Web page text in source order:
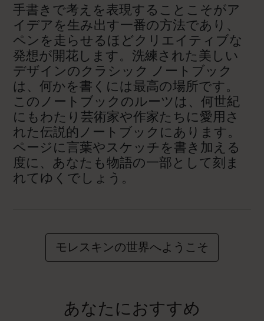
手書きで考えを表現することこそがア
イデアを生み出す一番の方法であり、
ペンを走らせるほどクリエイティブな
発想が開花します。洗練された美しい
デザインのクラシック ノートブック
は、何かを書くには最高の場所です。
このノートブックのルーツは、何世紀
にもわたり芸術家や作家たちに愛用さ
れた伝説的ノートブックにあります。
ページに言葉やスケッチを書き加える
度に、あなたも物語の一部として刻ま
れてゆくでしょう。
モレスキンの世界へようこそ
あなたにおすすめ